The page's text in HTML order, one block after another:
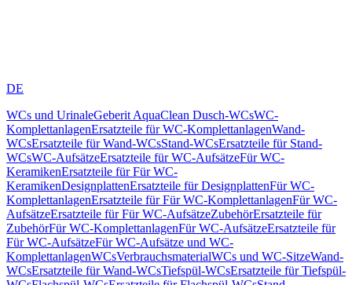
DE
WCs und UrinaleGeberit AquaClean Dusch-WCsWC-
KomplettanlagenErsatzteile für WC-KomplettanlagenWand-
WCsErsatzteile für Wand-WCsStand-WCsErsatzteile für Stand-
WCsWC-AufsätzeErsatzteile für WC-AufsätzeFür WC-
KeramikenErsatzteile für Für WC-
KeramikenDesignplattenErsatzteile für DesignplattenFür WC-
KomplettanlagenErsatzteile für Für WC-KomplettanlagenFür WC-
AufsätzeErsatzteile für Für WC-AufsätzeZubehörErsatzteile für
ZubehörFür WC-KomplettanlagenFür WC-AufsätzeErsatzteile für
Für WC-AufsätzeFür WC-Aufsätze und WC-
KomplettanlagenWCsVerbrauchsmaterialWCs und WC-SitzeWand-
WCsErsatzteile für Wand-WCsTiefspül-WCsErsatzteile für Tiefspül-